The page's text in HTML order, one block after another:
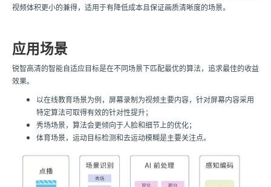
视频体积更小的兼得，适用于有降低成本且保证画质清晰度的场景。
应用场景
锐智高清的智能自适应目标是在不同场景下匹配最优的算法，追求最佳的收益
效果。
以在线教育场景为例，屏幕录制为视频主要内容，针对屏幕内容采用
特定算法可取得有效的针对性提升；
秀场场景，算法会更倾向于人脸和细节上的优化；
体育场景，运动目标检测和去运动模糊是主要关注点。